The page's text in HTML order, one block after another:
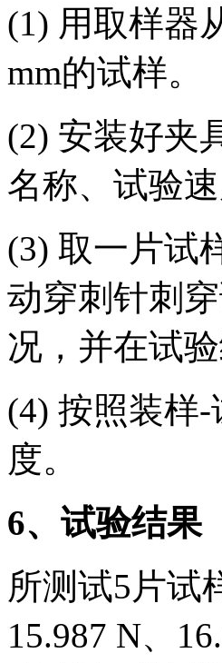
(1) 用取样器
mm的试样。
(2) 安装好夹
名称、试验
(3) 取一片试
动穿刺针刺
况，并在试
(4) 按照装样
度。
6、试验结果
所测试5片试
15.987 N、